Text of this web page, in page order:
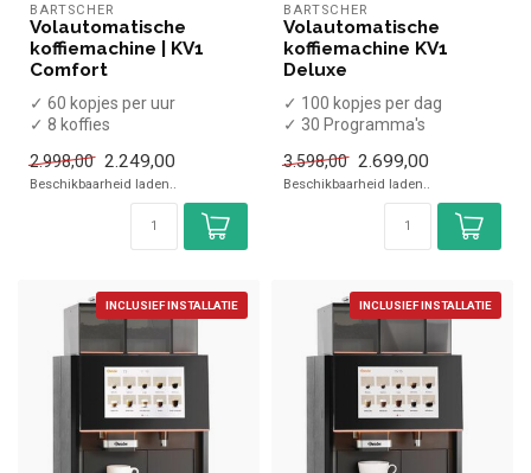
BARTSCHER
Volautomatische
koffiemachine | KV1
Comfort
✓ 60 kopjes per uur
✓ 8 koffies
✓ Vaste wateraansluiting
✓ 230 ...
2.998,00 2.249,00
Beschikbaarheid laden..
BARTSCHER
Volautomatische
koffiemachine KV1
Deluxe
✓ 100 kopjes per dag
✓ 30 Programma's
✓ Vaste wate...
3.598,00 2.699,00
Beschikbaarheid laden..
INCLUSIEF INSTALLATIE INCLUSIEF INSTALLATIE